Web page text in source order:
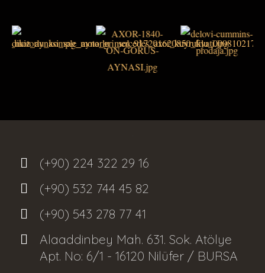
(+90) 224 322 29 16
(+90) 532 744 45 82
(+90) 543 278 77 41
Alaaddinbey Mah. 631. Sok. Atölye
Apt. No: 6/1 - 16120 Nilüfer / BURSA